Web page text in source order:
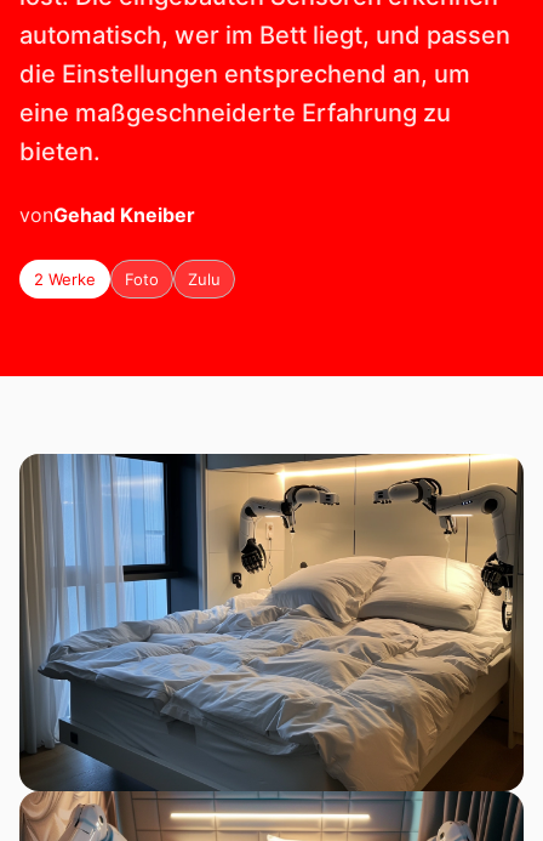
automatisch, wer im Bett liegt, und passen
die Einstellungen entsprechend an, um
eine maßgeschneiderte Erfahrung zu
bieten.
vonGehad Kneiber
2 Werke Foto Zulu